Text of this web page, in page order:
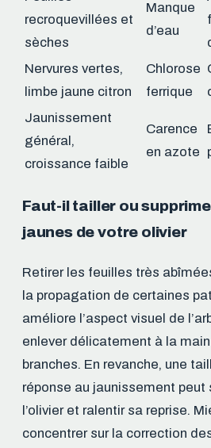
recroquevillées et
sèches
Manque
d’eau
Nervures vertes,
limbe jaune citron
Chlorose
ferrique
Jaunissement
général,
croissance faible
Carence
en azote
Faut-il tailler ou
jaunes de votre olivier
Retirer les feuilles très
la propagation de certaines
améliore l’aspect visuel de
enlever délicatement à la
branches. En revanche, une
réponse au jaunissement
l’olivier et ralentir sa reprise.
concentrer sur la correction